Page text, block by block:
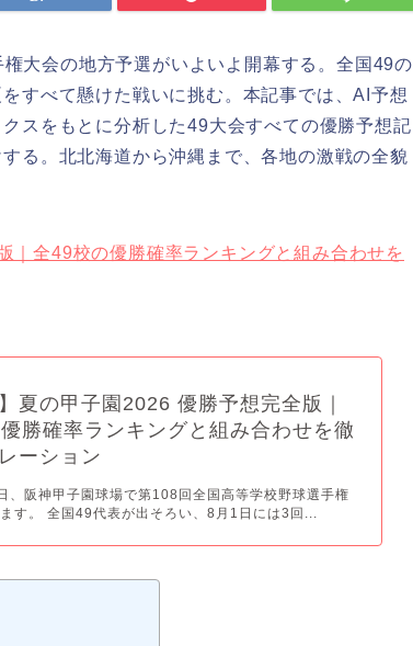
大会の地方予選がいよいよ開幕する。全国49の
すべて懸けた戦いに挑む。本記事では、AI予想
スをもとに分析した49大会すべての優勝予想記
る。北北海道から沖縄まで、各地の激戦の全貌
｜全49校の優勝確率ランキングと組み合わせを
夏の甲子園2026 優勝予想完全版｜
勝確率ランキングと組み合わせを徹
ーション
、阪神甲子園球場で第108回全国高等学校野球選手権
す。 全国49代表が出そろい、8月1日には3回...